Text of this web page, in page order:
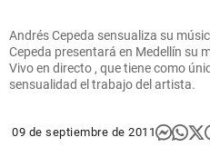
Andrés Cepeda sensualiza su
Cepeda presentará en Medellín su
Vivo en directo , que tiene como
sensualidad el trabajo del artista.
09 de septiembre de 2011